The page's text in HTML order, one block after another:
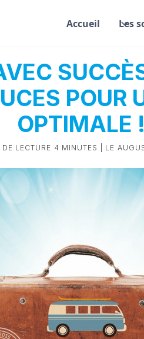
Accueil Les
POUR
OPTIMALE !
LECTURE 4 MINUTES | LE